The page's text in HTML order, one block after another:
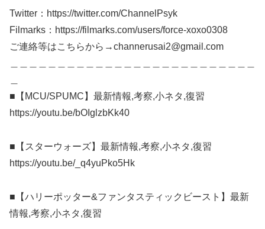
Twitter：https://twitter.com/ChannelPsyk
Filmarks：https://filmarks.com/users/force-xoxo0308
ご連絡等はこちらから→channerusai2@gmail.com
■【MCU/SPUMC】最新情報,考察,小ネタ,復習
https://youtu.be/bOIglzbKk40
■【スターウォーズ】最新情報,考察,小ネタ,復習
https://youtu.be/_q4yuPko5Hk
■【ハリーポッター&ファンタスティックビースト】最新
情報,考察,小ネタ,復習